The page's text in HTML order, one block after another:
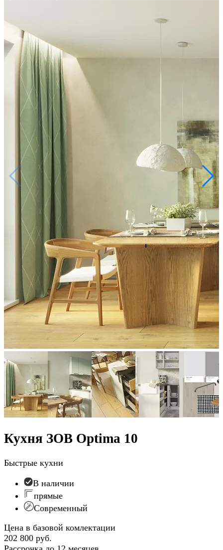
Кухня ЗОВ Optima 10
Быстрые кухни
В наличии
прямые
Современный
Цена в базовой комлектации
202 800 руб.